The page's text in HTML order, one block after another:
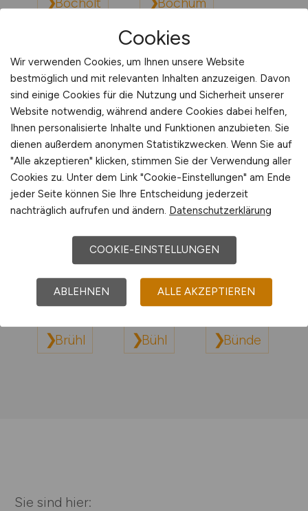
Borna
Bornheim (Rheinland)
Bottrop Braunschweig
Bremen Bremerhaven
Bretten Bruchsal
Brühl Bühl Bünde
Sie sind hier:
Cookies
Wir verwenden Cookies, um Ihnen unsere Website
bestmöglich und mit relevanten Inhalten anzuzeigen. Davon
sind einige Cookies für die Nutzung und Sicherheit unserer
Website notwendig, während andere Cookies dabei helfen,
Ihnen personalisierte Inhalte und Funktionen anzubieten. Sie
dienen außerdem anonymen Statistikzwecken. Wenn Sie auf
"Alle akzeptieren" klicken, stimmen Sie der Verwendung aller
Cookies zu. Unter dem Link "Cookie-Einstellungen" am Ende
jeder Seite können Sie Ihre Entscheidung jederzeit
nachträglich aufrufen und ändern. Datenschutzerklärung
COOKIE-EINSTELLUNGEN
ABLEHNEN ALLE AKZEPTIEREN